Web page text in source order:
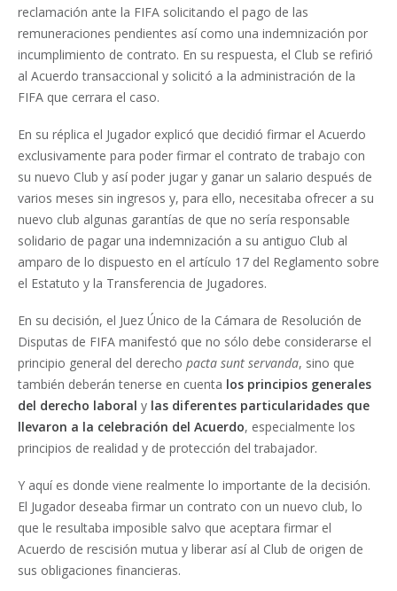
reclamación ante la FIFA solicitando el pago de las
remuneraciones pendientes así como una indemnización por
incumplimiento de contrato. En su respuesta, el Club se refirió
al Acuerdo transaccional y solicitó a la administración de la
FIFA que cerrara el caso.
En su réplica el Jugador explicó que decidió firmar el Acuerdo
exclusivamente para poder firmar el contrato de trabajo con
su nuevo Club y así poder jugar y ganar un salario después de
varios meses sin ingresos y, para ello, necesitaba ofrecer a su
nuevo club algunas garantías de que no sería responsable
solidario de pagar una indemnización a su antiguo Club al
amparo de lo dispuesto en el artículo 17 del Reglamento sobre
el Estatuto y la Transferencia de Jugadores.
En su decisión, el Juez Único de la Cámara de Resolución de
Disputas de FIFA manifestó que no sólo debe considerarse el
principio general del derecho pacta sunt servanda, sino que
también deberán tenerse en cuenta los principios generales
del derecho laboral y las diferentes particularidades que
llevaron a la celebración del Acuerdo, especialmente los
principios de realidad y de protección del trabajador.
Y aquí es donde viene realmente lo importante de la decisión.
El Jugador deseaba firmar un contrato con un nuevo club, lo
que le resultaba imposible salvo que aceptara firmar el
Acuerdo de rescisión mutua y liberar así al Club de origen de
sus obligaciones financieras.